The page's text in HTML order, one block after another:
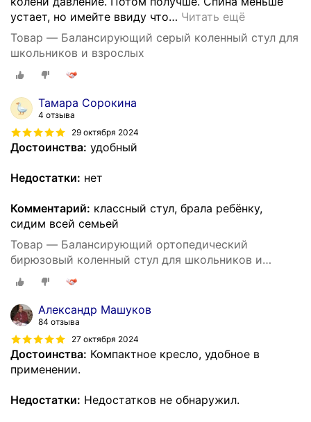
устает, но имейте ввиду что… Читать ещё
Товар — Балансирующий серый коленный стул для
школьников и взрослых
Тамара Сорокина
4 отзыва
29 октября 2024
Достоинства: удобный
Недостатки: нет
Комментарий: классный стул, брала ребёнку,
сидим всей семьей
Товар — Балансирующий ортопедический
бирюзовый коленный стул для школьников и
взрослых
Александр Машуков
84 отзыва
27 октября 2024
Достоинства: Компактное кресло, удобное в
применении.
Недостатки: Недостатков не обнаружил.